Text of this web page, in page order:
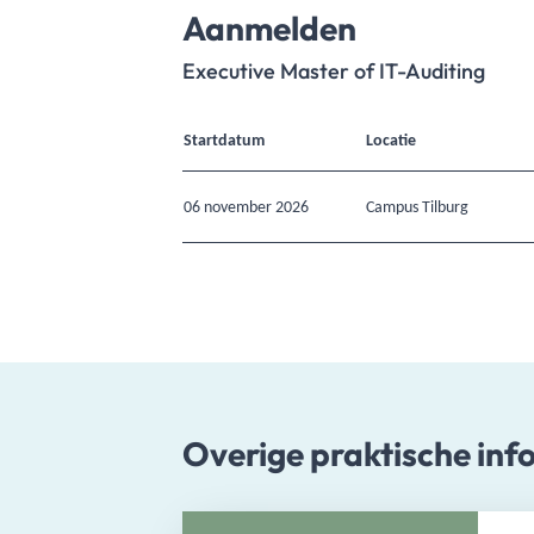
Aanmelden
Executive Master of IT-Auditing
Startdatum Locatie
06 november 2026 Campus Tilburg
Overige praktische